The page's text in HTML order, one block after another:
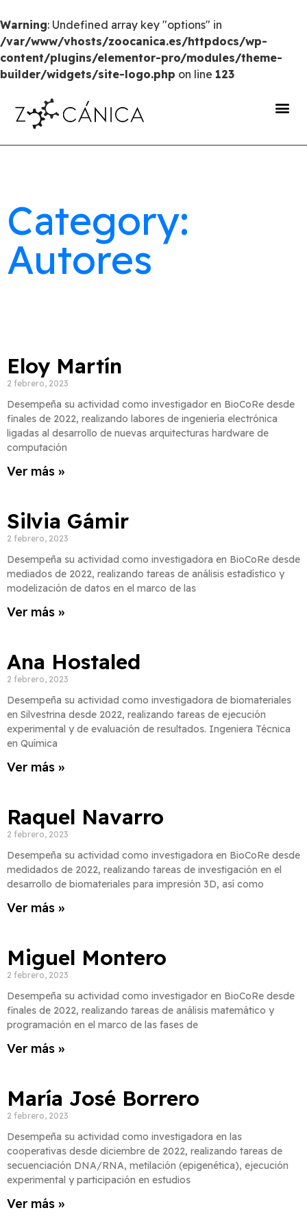
Warning: Undefined array key "options" in
/var/www/vhosts/zoocanica.es/httpdocs/wp-
content/plugins/elementor-pro/modules/theme-
builder/widgets/site-logo.php on line 123
Category:
Autores
Eloy Martín
2 febrero, 2023
Desempeña su actividad como investigador en BioCoRe desde
finales de 2022, realizando labores de ingeniería electrónica
ligadas al desarrollo de nuevas arquitecturas hardware de
computación
Ver más »
Silvia Gámir
2 febrero, 2023
Desempeña su actividad como investigadora en BioCoRe desde
mediados de 2022, realizando tareas de análisis estadístico y
modelización de datos en el marco de las
Ver más »
Ana Hostaled
2 febrero, 2023
Desempeña su actividad como investigadora de biomateriales
en Silvestrina desde 2022, realizando tareas de ejecución
experimental y de evaluación de resultados. Ingeniera Técnica
en Química
Ver más »
Raquel Navarro
2 febrero, 2023
Desempeña su actividad como investigadora en BioCoRe desde
medidados de 2022, realizando tareas de investigación en el
desarrollo de biomateriales para impresión 3D, así como
Ver más »
Miguel Montero
2 febrero, 2023
Desempeña su actividad como investigador en BioCoRe desde
finales de 2022, realizando tareas de análisis matemático y
programación en el marco de las fases de
Ver más »
María José Borrero
2 febrero, 2023
Desempeña su actividad como investigadora en las
cooperativas desde diciembre de 2022, realizando tareas de
secuenciación DNA/RNA, metilación (epigenética), ejecución
experimental y participación en estudios
Ver más »